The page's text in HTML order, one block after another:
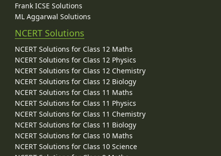
Frank ICSE Solutions
ML Aggarwal Solutions
NCERT Solutions
NCERT Solutions for Class 12 Maths
NCERT Solutions for Class 12 Physics
NCERT Solutions for Class 12 Chemistry
NCERT Solutions for Class 12 Biology
NCERT Solutions for Class 11 Maths
NCERT Solutions for Class 11 Physics
NCERT Solutions for Class 11 Chemistry
NCERT Solutions for Class 11 Biology
NCERT Solutions for Class 10 Maths
NCERT Solutions for Class 10 Science